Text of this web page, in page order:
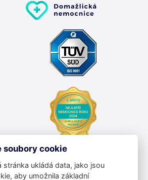
soubory cookie
stránka ukládá data, jako jsou
aby umožnila základní